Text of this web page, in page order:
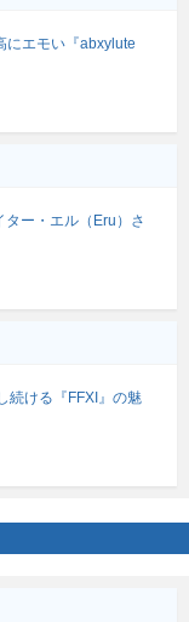
にエモい『abxylute
ター・エル（Eru）さ
続ける『FFXI』の魅